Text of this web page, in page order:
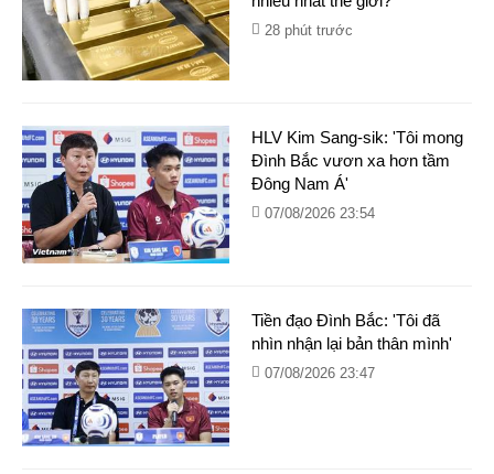
28 phút trước
HLV Kim Sang-sik: 'Tôi mong
Đình Bắc vươn xa hơn tầm
Đông Nam Á'
07/08/2026 23:54
Tiền đạo Đình Bắc: 'Tôi đã
nhìn nhận lại bản thân mình'
07/08/2026 23:47